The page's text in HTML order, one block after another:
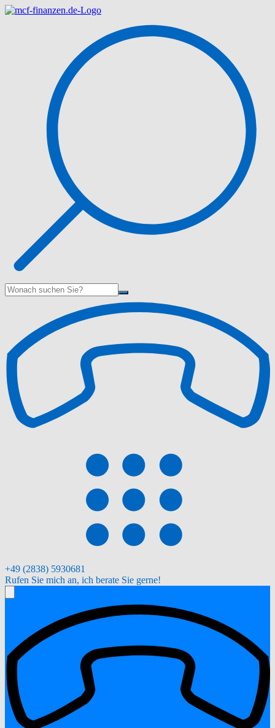
Suche
+49 (2838) 5930681
Rufen Sie mich an, ich berate Sie gerne!